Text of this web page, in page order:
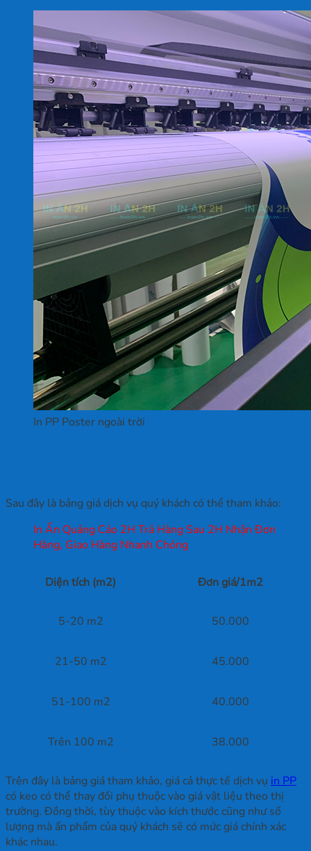
In PP Poster ngoài trời
Sau đây là bảng giá dịch vụ quý khách có thể tham khảo:
In Ấn Quảng Cáo 2H Trả Hàng Sau 2H Nhận Đơn
Hàng, Giao Hàng Nhanh Chóng
Diện tích (m2) Đơn giá/1m2
5-20 m2 50.000
21-50 m2 45.000
51-100 m2 40.000
Trên 100 m2 38.000
Trên đây là bảng giá tham khảo, giá cả thực tế dịch vụ in PP
có keo có thể thay đổi phụ thuộc vào giá vật liệu theo thị
trường. Đồng thời, tùy thuộc vào kích thước cũng như số
lượng mà ấn phẩm của quý khách sẽ có mức giá chính xác
khác nhau.